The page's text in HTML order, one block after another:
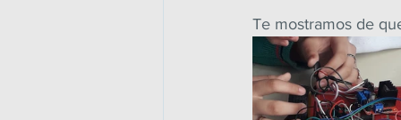
Te mostramos de